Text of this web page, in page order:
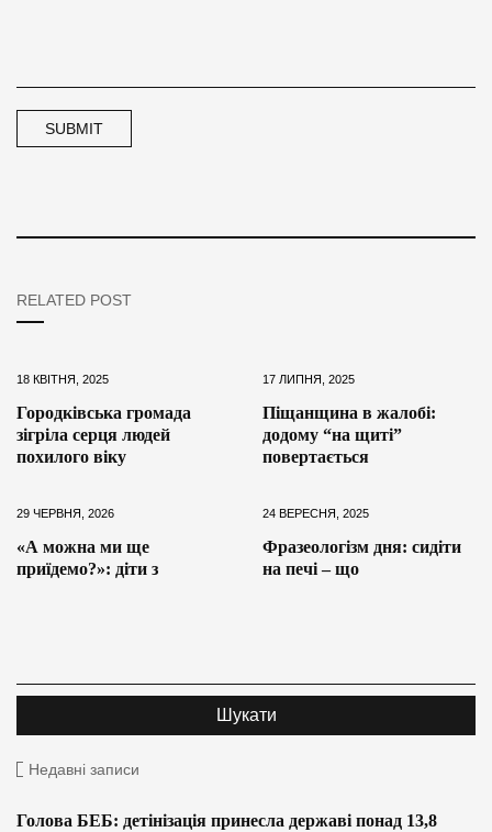
RELATED POST
18 КВІТНЯ, 2025
Городківська громада
зігріла серця людей
похилого віку
17 ЛИПНЯ, 2025
Піщанщина в жалобі:
додому “на щиті”
повертається
29 ЧЕРВНЯ, 2026
«А можна ми ще
приїдемо?»: діти з
24 ВЕРЕСНЯ, 2025
Фразеологізм дня: сидіти
на печі – що
Недавні записи
Голова БЕБ: детінізація принесла державі понад 13,8